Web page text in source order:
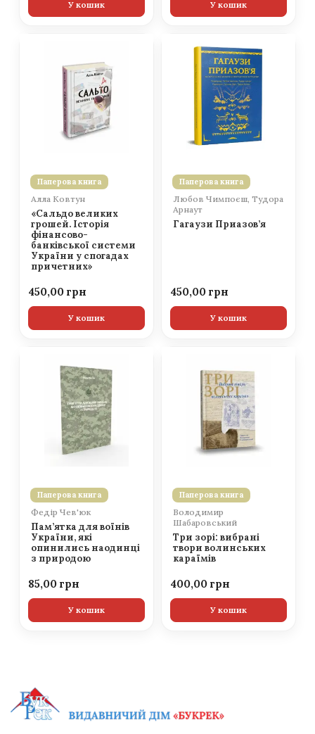
У кошик У кошик
Паперова книга
Алла Ковтун
«Сальдо великих
грошей. Історія
фінансово-
банківської системи
України у спогадах
причетних»
450,00
У кошик
Паперова книга
Любов Чимпоєш, Тудора
Арнаут
Гагаузи Приазов’я
450,00
У кошик
Паперова книга
Федір Чев'юк
Пам’ятка для воїнів
України, які
опинились наодинці
з природою
85,00
У кошик
Паперова книга
Володимир
Шабаровський
Три зорі: вибрані
твори волинських
караїмів
400,00
У кошик